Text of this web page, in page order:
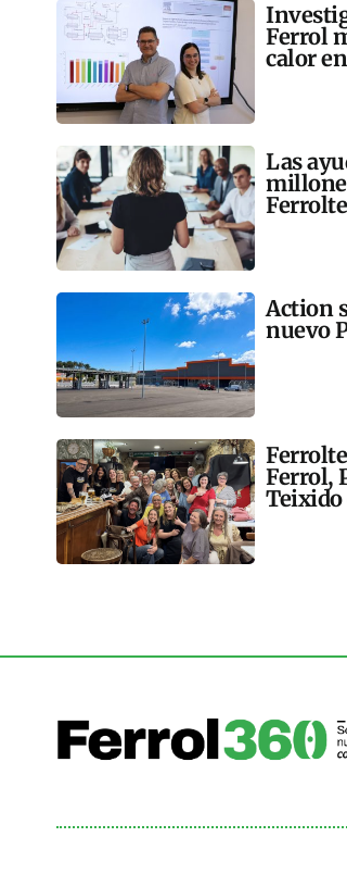
Ferrol
calor
Las
Action
nuevo
Ferrol,
Teixido